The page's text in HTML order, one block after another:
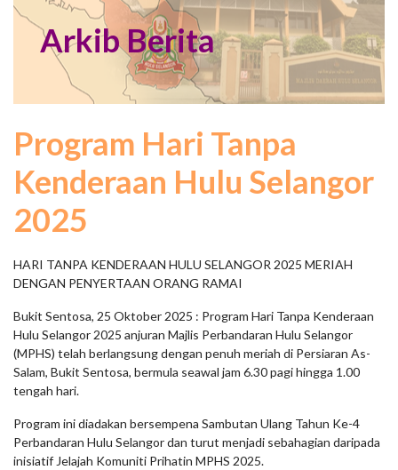
Arkib Berita
Program Hari Tanpa
Kenderaan Hulu Selangor
2025
HARI TANPA KENDERAAN HULU SELANGOR 2025 MERIAH
DENGAN PENYERTAAN ORANG RAMAI
Bukit Sentosa, 25 Oktober 2025 : Program Hari Tanpa Kenderaan
Hulu Selangor 2025 anjuran Majlis Perbandaran Hulu Selangor
(MPHS) telah berlangsung dengan penuh meriah di Persiaran As-
Salam, Bukit Sentosa, bermula seawal jam 6.30 pagi hingga 1.00
tengah hari.
Program ini diadakan bersempena Sambutan Ulang Tahun Ke-4
Perbandaran Hulu Selangor dan turut menjadi sebahagian daripada
inisiatif Jelajah Komuniti Prihatin MPHS 2025.